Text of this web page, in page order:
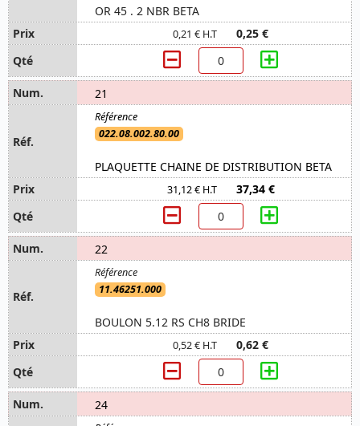
OR 45 . 2 NBR BETA
0,21 € H.T 0,25 €
21
022.08.002.80.00
PLAQUETTE CHAINE DE DISTRIBUTION BETA
31,12 € H.T 37,34 €
22
11.46251.000
BOULON 5.12 RS CH8 BRIDE
0,52 € H.T 0,62 €
24